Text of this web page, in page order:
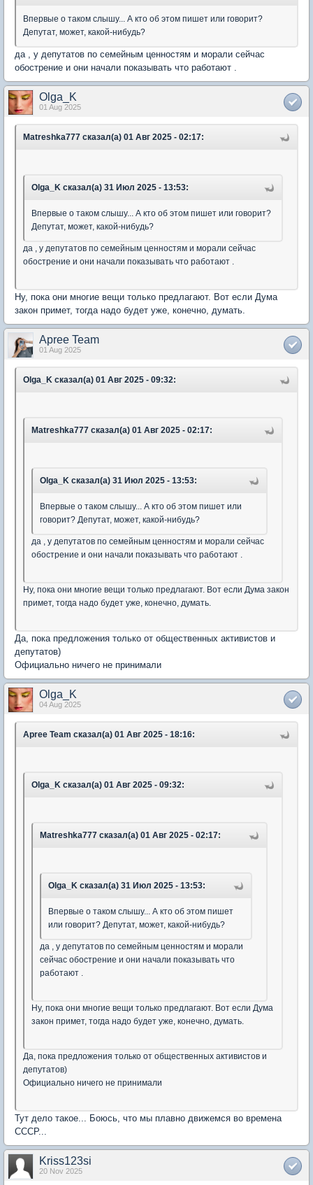
Впервые о таком слышу... А кто об этом пишет или говорит?
Депутат, может, какой-нибудь?
да , у депутатов по семейным ценностям и морали сейчас
обострение и они начали показывать что работают .
Olga_K
01 Aug 2025
Matreshka777 сказал(а) 01 Авг 2025 - 02:17:
Olga_K сказал(а) 31 Июл 2025 - 13:53:
Впервые о таком слышу... А кто об этом пишет или говорит?
Депутат, может, какой-нибудь?
да , у депутатов по семейным ценностям и морали сейчас
обострение и они начали показывать что работают .
Ну, пока они многие вещи только предлагают. Вот если Дума
закон примет, тогда надо будет уже, конечно, думать.
Apree Team
01 Aug 2025
Olga_K сказал(а) 01 Авг 2025 - 09:32:
Matreshka777 сказал(а) 01 Авг 2025 - 02:17:
Olga_K сказал(а) 31 Июл 2025 - 13:53:
Впервые о таком слышу... А кто об этом пишет или
говорит? Депутат, может, какой-нибудь?
да , у депутатов по семейным ценностям и морали сейчас
обострение и они начали показывать что работают .
Ну, пока они многие вещи только предлагают. Вот если Дума закон
примет, тогда надо будет уже, конечно, думать.
Да, пока предложения только от общественных активистов и
депутатов)
Официально ничего не принимали
Olga_K
04 Aug 2025
Apree Team сказал(а) 01 Авг 2025 - 18:16:
Olga_K сказал(а) 01 Авг 2025 - 09:32:
Matreshka777 сказал(а) 01 Авг 2025 - 02:17:
Olga_K сказал(а) 31 Июл 2025 - 13:53:
Впервые о таком слышу... А кто об этом пишет
или говорит? Депутат, может, какой-нибудь?
да , у депутатов по семейным ценностям и морали
сейчас обострение и они начали показывать что
работают .
Ну, пока они многие вещи только предлагают. Вот если Дума
закон примет, тогда надо будет уже, конечно, думать.
Да, пока предложения только от общественных активистов и
депутатов)
Официально ничего не принимали
Тут дело такое... Боюсь, что мы плавно движемся во времена
СССР...
Kriss123si
20 Nov 2025